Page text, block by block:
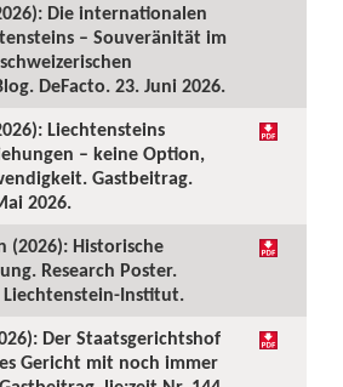
Die internationalen
– Souveränität im
DeFacto. 23. Juni 2026.
Liechtensteins
– keine Option,
Gastbeitrag.
2026.
(2026): Historische
Research Poster.
Institut.
Der Staatsgerichtshof
Gericht mit noch immer